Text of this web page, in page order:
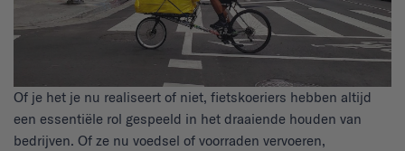
Of je het je nu realiseert of niet, fietskoeriers hebben altijd
een essentiële rol gespeeld in het draaiende houden van
bedrijven. Of ze nu voedsel of voorraden vervoeren,